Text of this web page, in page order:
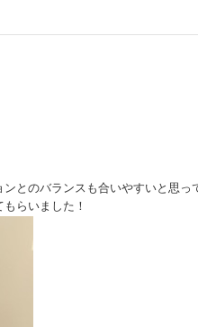
とのバランスも合いやすいと思っ
らいました！